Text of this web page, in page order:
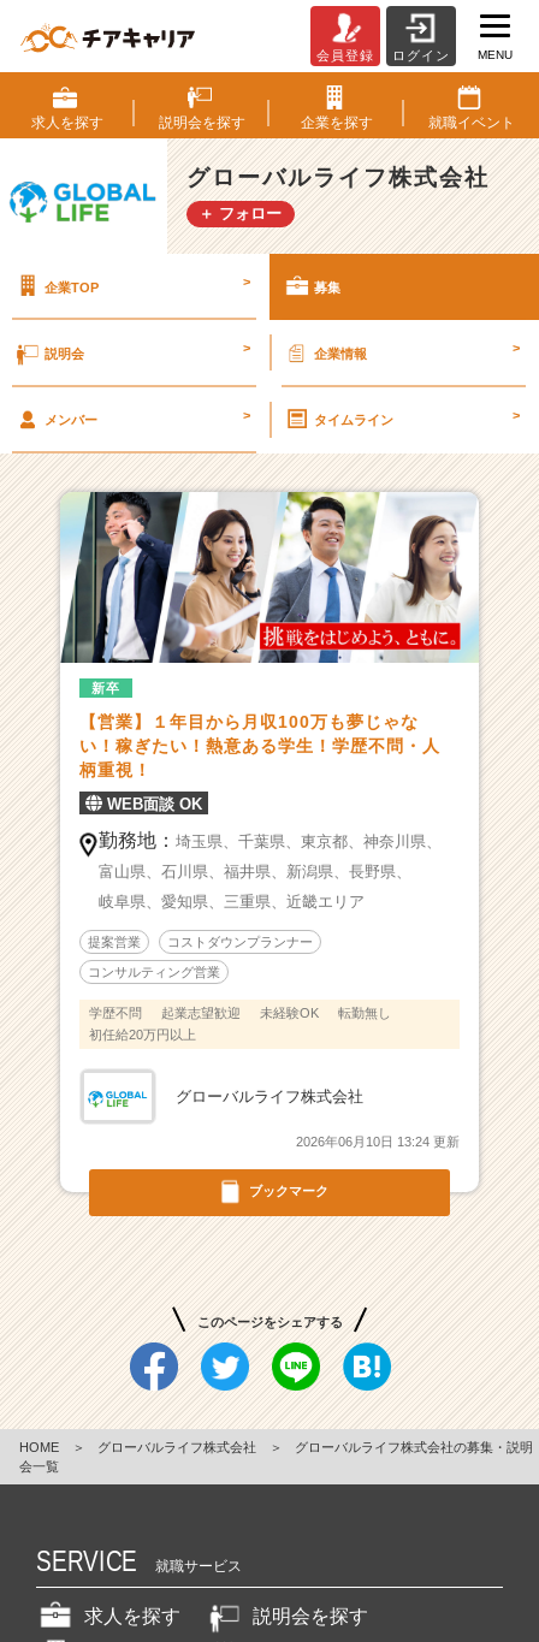
ロ
ー
バ
ル
ラ
イ
会
採
一
覧
-
【挑
戦
を
は
よ
う、
も
2
0
代
年
収
1,
0
0
万
し
／
個
と
チ
り
を
会員登録 ログイン MENU
求人を探す 説明会を探す 企業を探す 就職イベント
グローバルライフ株式会社
＋ フォロー
企業TOP > 募集
説明会 > 企業情報 >
メンバー > タイムライン >
ブックマーク
新卒
【営業】１年目から月収100万も夢じゃな
い！稼ぎたい！熱意ある学生！学歴不問・人
柄重視！
WEB面談 OK
勤務地： 埼玉県、 千葉県、 東京都、 神奈川県、
富山県、 石川県、 福井県、 新潟県、 長野県、
岐阜県、 愛知県、 三重県、 近畿エリア
提案営業 コストダウンプランナー
コンサルティング営業
学歴不問 起業志望歓迎 未経験OK
転勤無し
初任給20万円以上
グローバルライフ株式会社
2026年06月10日 13:24 更新
このページをシェアする
HOME ＞ グローバルライフ株式会社 ＞
グローバルライフ株式会社の募集・説明
会一覧
SERVICE 就職サービス
求人を探す
説明会を探す